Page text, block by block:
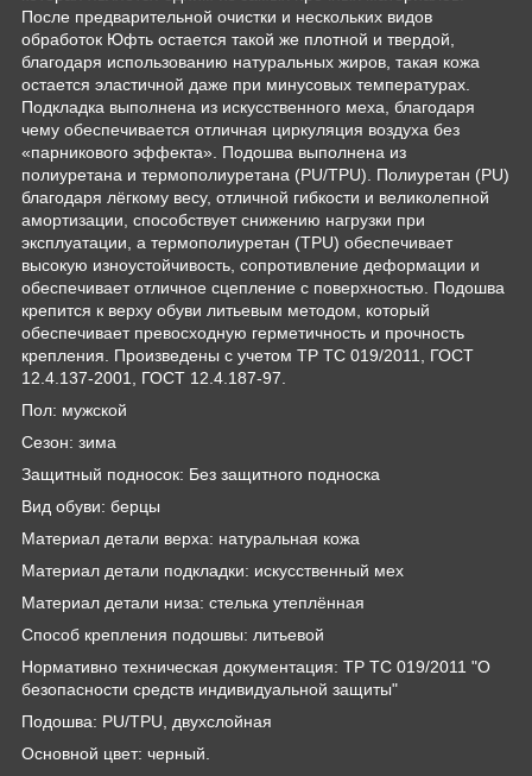
После предварительной очистки и нескольких видов
обработок Юфть остается такой же плотной и твердой,
благодаря использованию натуральных жиров, такая кожа
остается эластичной даже при минусовых температурах.
Подкладка выполнена из искусственного меха, благодаря
чему обеспечивается отличная циркуляция воздуха без
«парникового эффекта». Подошва выполнена из
полиуретана и термополиуретана (PU/TPU). Полиуретан (PU)
благодаря лёгкому весу, отличной гибкости и великолепной
амортизации, способствует снижению нагрузки при
эксплуатации, а термополиуретан (TPU) обеспечивает
высокую изноустойчивость, сопротивление деформации и
обеспечивает отличное сцепление с поверхностью. Подошва
крепится к верху обуви литьевым методом, который
обеспечивает превосходную герметичность и прочность
крепления. Произведены с учетом ТР ТС 019/2011, ГОСТ
12.4.137-2001, ГОСТ 12.4.187-97.
Пол: мужской
Сезон: зима
Защитный подносок: Без защитного подноска
Вид обуви: берцы
Материал детали верха: натуральная кожа
Материал детали подкладки: искусственный мех
Материал детали низа: стелька утеплённая
Способ крепления подошвы: литьевой
Нормативно техническая документация: ТР ТС 019/2011 "О
безопасности средств индивидуальной защиты"
Подошва: PU/TPU, двухслойная
Основной цвет: черный.